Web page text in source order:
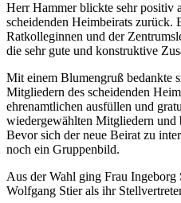
Herr Hammer blickte sehr positiv
scheidenden Heimbeirats zurück.
Ratkolleginnen und der
die sehr gute und konstruktive
Mit einem Blumengruß bedankte
Mitgliedern des scheidenden
ehrenamtlichen ausfüllen und
wiedergewählten Mitgliedern und
Bevor sich der neue Beirat zu
noch ein Gruppenbild.
Aus der Wahl ging Frau Ingeborg
Wolfgang Stier als ihr